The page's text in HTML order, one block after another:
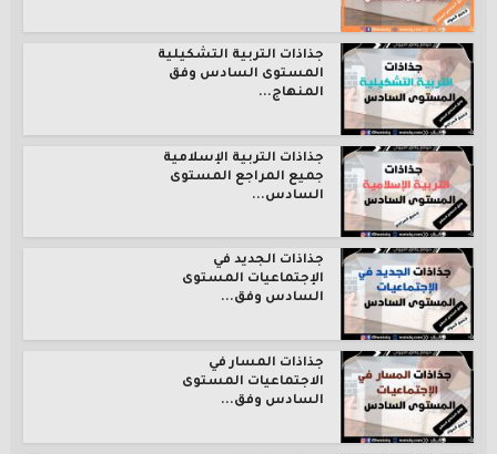
جذاذات التربية التشكيلية
المستوى السادس وفق
المنهاج...
جذاذات التربية الإسلامية
جميع المراجع المستوى
السادس...
جذاذات الجديد في
الإجتماعيات المستوى
السادس وفق...
جذاذات المسار في
الاجتماعيات المستوى
السادس وفق...